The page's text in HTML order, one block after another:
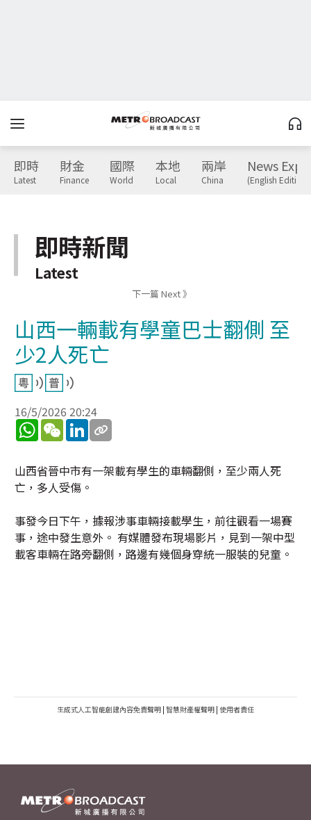
即時
Latest
財金
Finance
國際
World
本地
Local
兩岸
China
News
(English Edition)
即時新聞
Latest
下一篇 Next 》
山西一輛載有學童巴士翻側 至
少2人死亡
16/5/2026 20:24
WhatsApp
WeChatLinkedIn
山西省晉中市有一架載有學生的車輛翻側，至少兩人死
亡，多人受傷。
事發今日下午，據報涉事車輛接載學生，前往觀看一場賽
事，途中發生意外。 有媒體發布現場影片，見到一架中型
載客車輛在路旁翻側，路邊有幾個身穿統一服裝的兒童。
生成式人工智能創建內容免責聲明 | 智慧財產權聲明 | 使用者責任